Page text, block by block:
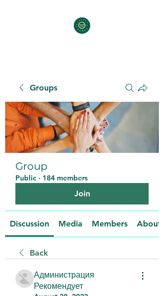
Groups
Group
Public · 184 members
Join
Discussion Media Members About
Back
Администрация
Рекомендует